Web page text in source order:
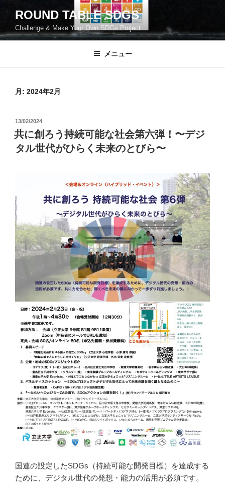
ン
ROUND TABLE SDGS
Challenge & Make Your Own SDGs Project
メニュー
月: 2024年2月
投
稿
日:
13/02/2024
共に創ろう持続可能な社会第六弾！〜デジ
タル世代がひらく未来のとびら〜
国連の設定したSDGs（持続可能な開発目標）を達成する
ために、デジタル世代の発想・能力の活用が必須です。